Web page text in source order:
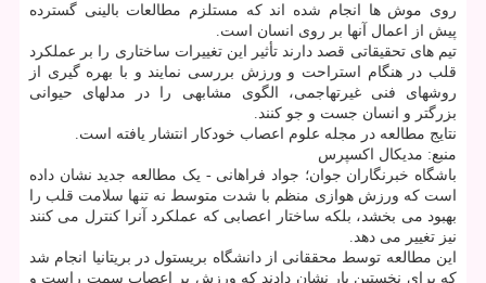
روی موش ها انجام شده اند که مستلزم مطالعات بالینی گسترده
پیش از اعمال آنها بر روی انسان است.
تیم های تحقیقاتی قصد دارند تأثیر این تغییرات ساختاری را بر عملکرد
قلب در هنگام استراحت و ورزش بررسی نمایند و با بهره گیری از
روشهای فنی غیرتهاجمی، الگوی مشابهی را در مدلهای حیوانی
بزرگتر و انسان جست و جو کنند.
نتایج مطالعه در مجله علوم اعصاب خودکار انتشار یافته است.
منبع: مدیکال اکسپرس
باشگاه خبرنگاران جوان؛ جواد فراهانی - یک مطالعه جدید نشان داده
است که ورزش هوازی منظم با شدت متوسط ​​نه تنها سلامت قلب را
بهبود می بخشد، بلکه ساختار اعصابی که عملکرد آنرا کنترل می کنند
نیز تغییر می دهد.
این مطالعه توسط محققانی از دانشگاه بریستول در بریتانیا انجام شد
که برای نخستین بار نشان دادند که ورزش بر اعصاب سمت راست و